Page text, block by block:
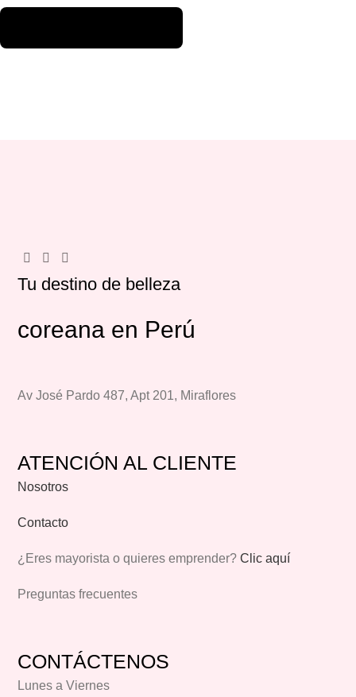
Tu destino de belleza
coreana en Perú
Av José Pardo 487, Apt 201, Miraflores
ATENCIÓN AL CLIENTE
Nosotros
Contacto
¿Eres mayorista o quieres emprender?Clic aquí
Preguntas frecuentes
CONTÁCTENOS
Lunes a Viernes